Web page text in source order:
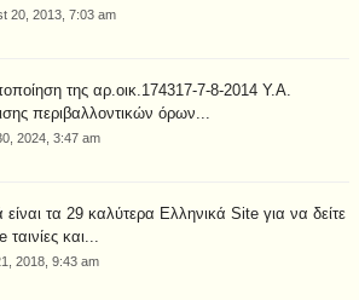
20, 2013, 7:03 am
της αρ.οικ.174317-7-8-2014 Υ.Α.
περιβαλλοντικών όρων...
2024, 3:47 am
είναι τα 29 καλύτερα Ελληνικά Site για να δείτε
ταινίες και...
2018, 9:43 am